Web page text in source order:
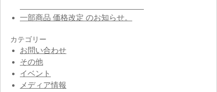
一部商品 価格改定 のお知らせ。
カテゴリー
お問い合わせ
その他
イベント
メディア情報